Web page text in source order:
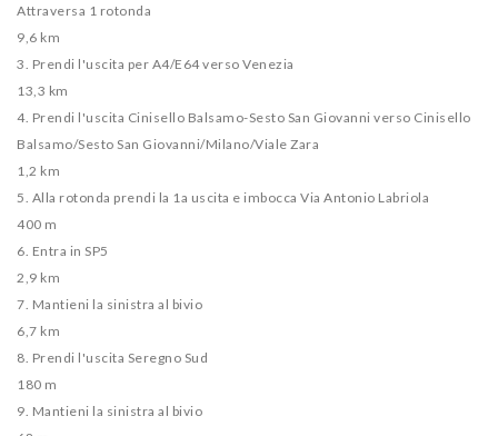
Attraversa 1 rotonda
9,6 km
3. Prendi l'uscita per A4/​E64 verso Venezia
13,3 km
4. Prendi l'uscita Cinisello Balsamo-Sesto San Giovanni verso Cinisello
Balsamo/​Sesto San Giovanni/​Milano/​Viale Zara
1,2 km
5. Alla rotonda prendi la 1a uscita e imbocca Via Antonio Labriola
400 m
6. Entra in SP5
2,9 km
7. Mantieni la sinistra al bivio
6,7 km
8. Prendi l'uscita Seregno Sud
180 m
9. Mantieni la sinistra al bivio